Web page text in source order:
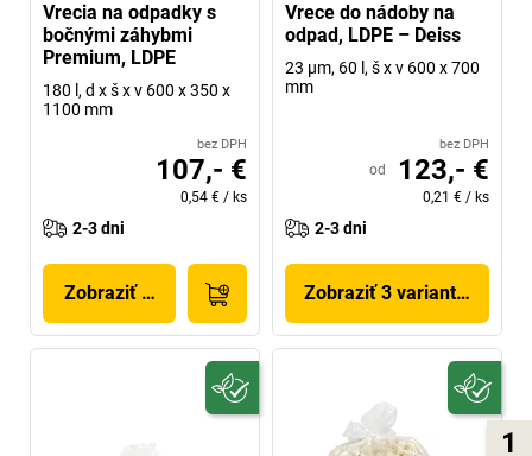
1
Vrecia na odpadky s
bočnými záhybmi
Premium, LDPE
180 l, d x š x v 600 x 350 x
1100 mm
bez DPH
107,- €
0,54 € / ks
2-3 dni
Zobraziť produkt
Vrece do nádoby na
odpad, LDPE – Deiss
23 µm, 60 l, š x v 600 x 700
mm
bez DPH
od 123,- €
0,21 € / ks
2-3 dni
Zobraziť 3 variantov